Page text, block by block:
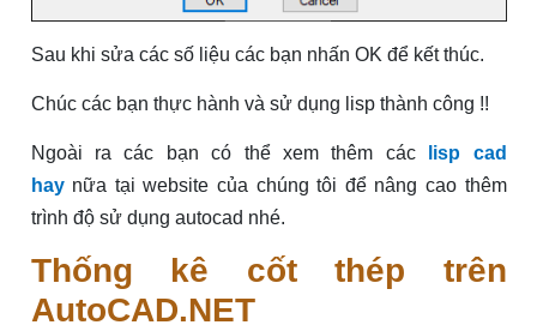
Sau khi sửa các số liệu các bạn nhấn OK để kết thúc.
Chúc các bạn thực hành và sử dụng lisp thành công !!
Ngoài ra các bạn có thể xem thêm các
lisp cad
haynữa tại website của chúng tôi để nâng cao thêm
trình độ sử dụng autocad nhé.
Thống kê cốt thép trên
AutoCAD.NET